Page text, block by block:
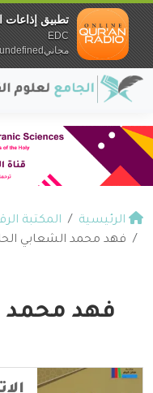
الرئيسية المكتبة
فهد محمد الشعابي
فهد محمد
تطبيق إذاعات
EDC
مجانيundefined